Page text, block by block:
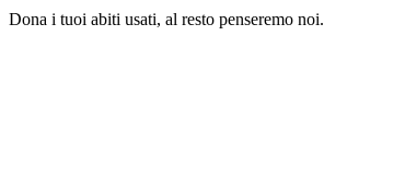
Dona i tuoi abiti usati, al resto penseremo noi.